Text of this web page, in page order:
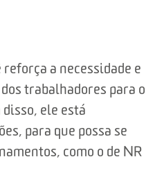
reforça a necessidade e
trabalhadores para o
disso, ele está
para que possa se
como o de NR